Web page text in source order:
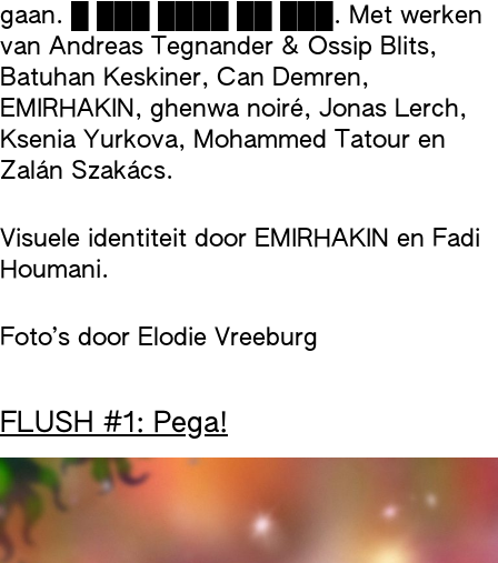
gaan. █ ███ ████ ██ ███. Met werken
van Andreas Tegnander & Ossip Blits,
Batuhan Keskiner, Can Demren,
EMIRHAKIN, ghenwa noiré, Jonas Lerch,
Ksenia Yurkova, Mohammed Tatour en
Zalán Szakács.
Visuele identiteit door EMIRHAKIN en Fadi
Houmani.
Foto’s door Elodie Vreeburg
FLUSH #1: Pega!